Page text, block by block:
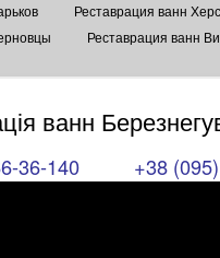
Реставрация ванн
Реставрация ванн
ванн
36-140 +38